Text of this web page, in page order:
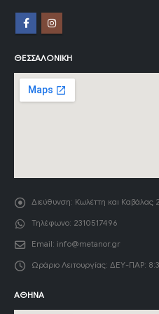
ΘΕΣΣΑΛΟΝΊΚΗ
Διεύθυνση: Κωλέττη και Καβάλας
Τηλέφωνο: 2310517496
Email: info@metanor.gr
Ωράριο Λειτουργίας: ΔΕΥ-ΠΑΡ:
ΑΘΉΝΑ